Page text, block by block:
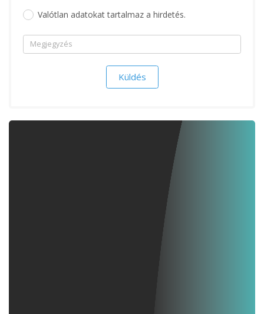
Valótlan adatokat tartalmaz a hirdetés.